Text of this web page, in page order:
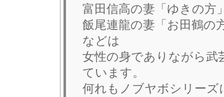
富田信高の妻「ゆきの方
飯尾連龍の妻「お田鶴の
などは
女性の身でありながら武
ています。
何れもノブヤボシリー